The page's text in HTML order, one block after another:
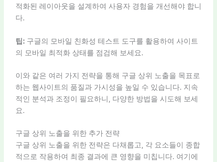
적화된 레이아웃을 설계하여 사용자 경험을 개선해야 합니
다.
팁:구글의 모바일 친화성 테스트 도구를 활용하여 사이트
의 모바일 최적화 상태를 점검해 보세요.
이와 같은 여러 가지 전략을 통해 구글 상위 노출을 목표로
하는 웹사이트의 품질과 가시성을 높일 수 있습니다. 지속
적인 분석과 조정이 필요하니, 다양한 방법을 시도해 보세
요.
구글 상위 노출을 위한 추가 전략
구글 상위 노출을 위한 전략은 다채롭고, 각 요소들이 종합
적으로 작용하여 최종 결과에 큰 영향을 미칩니다. 여기에